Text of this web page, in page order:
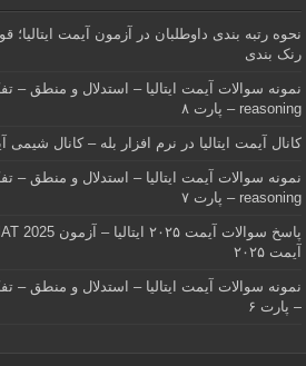
رنک بندی
reasoning – پارت ۸
کانال آیمت ایتالیا در نرم افزار بله – کانال شیمی
reasoning – پارت ۷
آیمت ۲۰۲۵
– پارت ۶